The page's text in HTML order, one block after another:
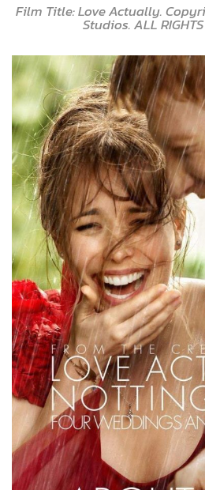
Film Title: Love Actually.
Studios. ALL RIGHTS